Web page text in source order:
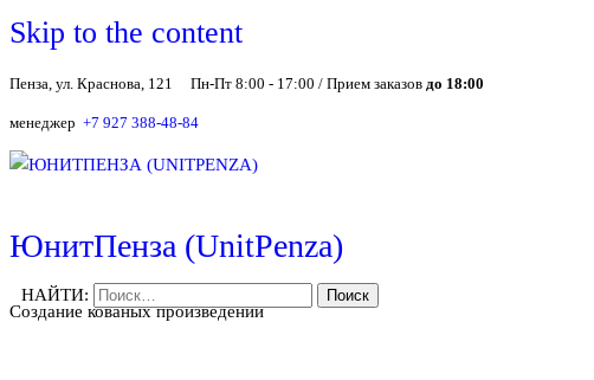
Skip to the content
Пенза, ул. Краснова, 121 Пн-Пт 8:00 - 17:00 / Прием заказов до 18:00
менеджер +7 927 388-48-84
ЮнитПенза (UnitPenza)
Создание кованых произведений
НАЙТИ: